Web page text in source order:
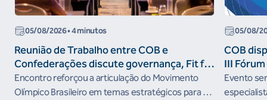
05/08/2026• 4 minutos
Reunião de Trabalho entre COB e
Confederações discute governança, Fit for
the Future e presença do Brasil em
organismos internacionais
Encontro reforçou a articulação do Movimento
Olímpico Brasileiro em temas estratégicos para os
05/08/
COB
III
Evento